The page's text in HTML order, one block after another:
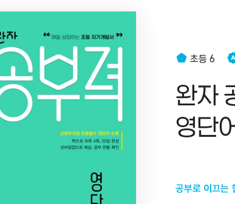
초등 6
완자
영단
공부로 이끄는
고등 1
개념
(22
급이 다른 2세
중학 2
교과
수학
쉽고 빠르게 교
개념
초등
(22
고등 2, 3
유형
(22
개념과 유형을
초등 5
오투
(22
대한민국 NO.1
초등 6
오투
(22
대한민국 NO.1